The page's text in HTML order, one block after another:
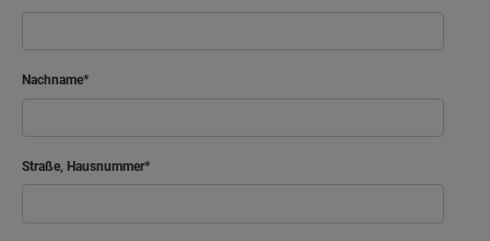
Nachname
Straße, Hausnummer